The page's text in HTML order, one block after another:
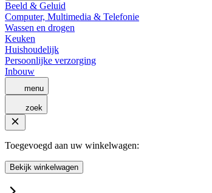
Beeld & Geluid
Computer, Multimedia & Telefonie
Wassen en drogen
Keuken
Huishoudelijk
Persoonlijke verzorging
Inbouw
menu
zoek
Toegevoegd aan uw winkelwagen:
Bekijk winkelwagen